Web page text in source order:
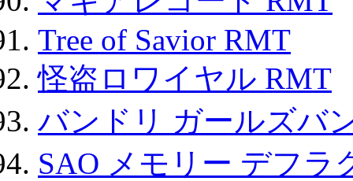
Tree of Savior RMT
怪盗ロワイヤル RMT
バンドリ ガールズバ
SAO メモリー デフラ